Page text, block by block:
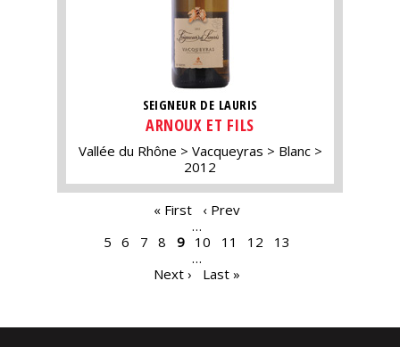
SEIGNEUR DE LAURIS
ARNOUX ET FILS
Vallée du Rhône Vacqueyras
Blanc
2012
« First
‹ Prev
…
5
6 7 8 9 10 11 12
13
…
Next ›
Last »